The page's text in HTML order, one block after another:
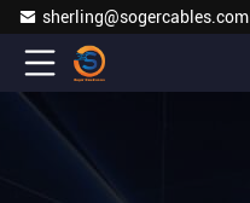
sherling@sogercables.com